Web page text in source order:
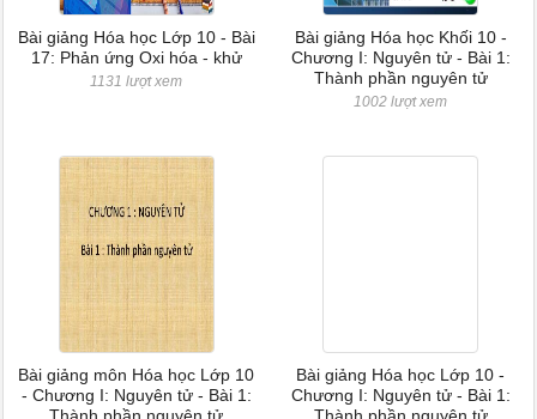
Bài giảng Hóa học Lớp 10 - Bài
17: Phản ứng Oxi hóa - khử
1131 lượt xem
Bài giảng Hóa học Khối 10 -
Chương I: Nguyên tử - Bài 1:
Thành phần nguyên tử
1002 lượt xem
Bài giảng môn Hóa học Lớp 10
- Chương I: Nguyên tử - Bài 1:
Bài giảng Hóa học Lớp 10 -
Chương I: Nguyên tử - Bài 1: